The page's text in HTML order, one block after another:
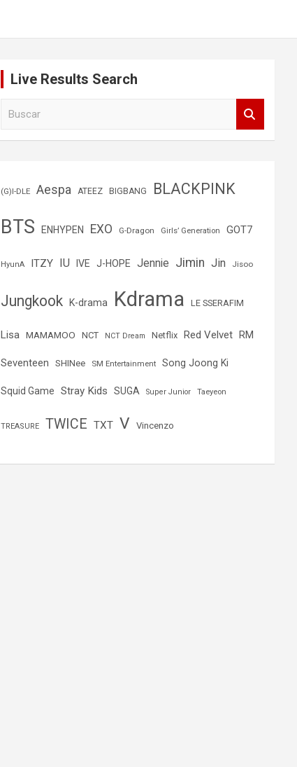
Live Results Search
(G)I-DLE Aespa ATEEZ BIGBANG BLACKPINK
BTS ENHYPEN EXO G-Dragon Girls’ Generation GOT7
HyunA ITZY IU IVE J-HOPE Jennie Jimin Jin Jisoo
Jungkook K-drama Kdrama LE SSERAFIM
Lisa MAMAMOO NCT NCT Dream Netflix Red Velvet RM
Seventeen SHINee SM Entertainment Song Joong Ki
Squid Game Stray Kids SUGA Super Junior Taeyeon
TREASURE TWICE TXT V Vincenzo